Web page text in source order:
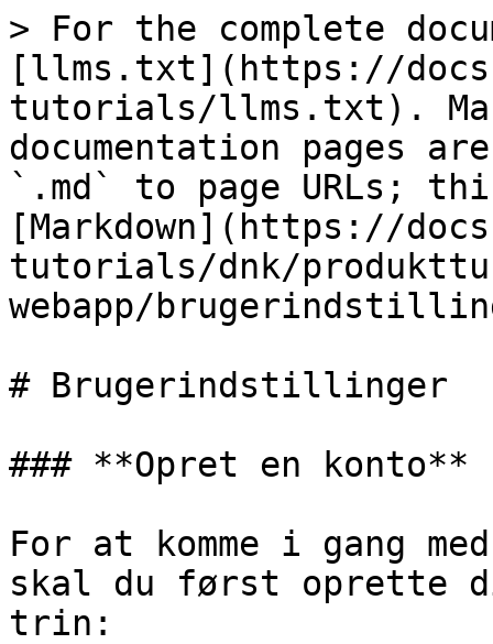
> For the complete
[llms.txt](https://
tutorials/llms.txt).
documentation pages
`.md` to page URLs;
[Markdown](https://
tutorials/dnk/
webapp/
# Brugerindstillinger
### **Opret en konto**
For at komme i gang
skal du først oprette
trin: